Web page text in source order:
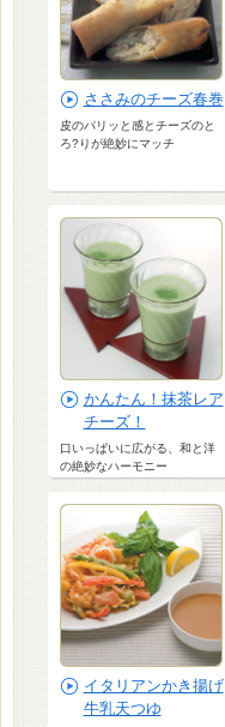
ささみのチーズ春巻
皮のパリッと感とチーズのと
ろ?りが絶妙にマッチ
かんたん！抹茶レア
チーズ！
口いっぱいに広がる、和と洋
の絶妙なハーモニー
イタリアンかき揚げ
牛乳天つゆ